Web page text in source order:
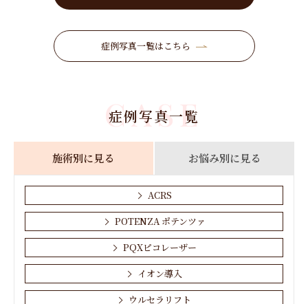
症例写真一覧はこちら
症例写真一覧
CASE
施術別に見る お悩み別に見る
ACRS
POTENZA ポテンツァ
PQXピコレーザー
イオン導入
ウルセラリフト